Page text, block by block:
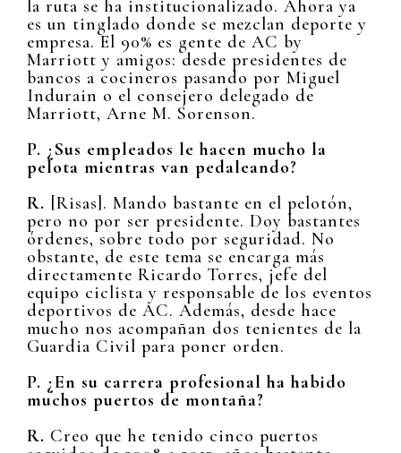
la ruta se ha institucionalizado. Ahora ya
es un tinglado donde se mezclan deporte y
empresa. El 90% es gente de AC by
Marriott y amigos: desde presidentes de
bancos a cocineros pasando por Miguel
Indurain o el consejero delegado de
Marriott, Arne M. Sorenson.
P. ¿Sus empleados le hacen mucho la
pelota mientras van pedaleando?
R. [Risas]. Mando bastante en el pelotón,
pero no por ser presidente. Doy bastantes
órdenes, sobre todo por seguridad. No
obstante, de este tema se encarga más
directamente Ricardo Torres, jefe del
equipo ciclista y responsable de los eventos
deportivos de AC. Además, desde hace
mucho nos acompañan dos tenientes de la
Guardia Civil para poner orden.
P. ¿En su carrera profesional ha habido
muchos puertos de montaña?
R. Creo que he tenido cinco puertos